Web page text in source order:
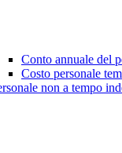
Conto annuale del
Costo personale
non a tempo